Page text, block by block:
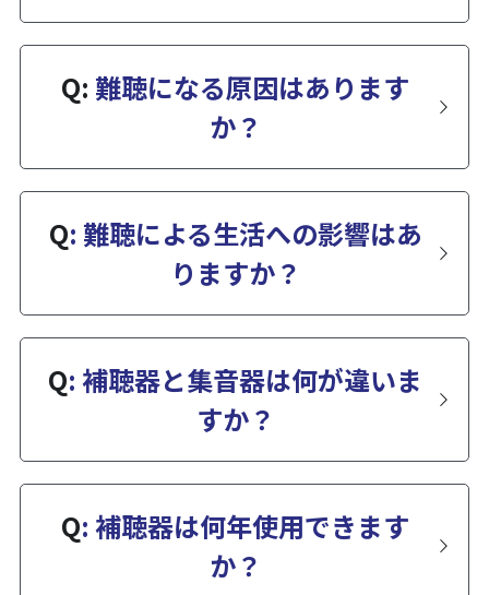
お問い合わせ・アクセス・提携
Q: 難聴になる原因はあります
か？
Q: 難聴による生活への影響はあ
りますか？
Q: 補聴器と集音器は何が違いま
すか？
Q: 補聴器は何年使用できます
か？